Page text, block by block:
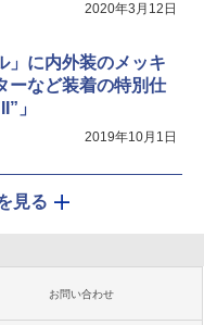
2020年3月12日
」に内外装のメッキ
ーなど装着の特別仕
」
2019年10月1日
見る
お問い合わせ